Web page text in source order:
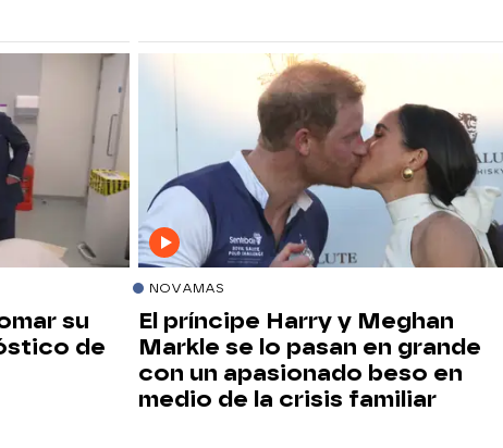
su
de
NOVAMAS
El príncipe Harry y Meghan
Markle se lo pasan en grande
con un apasionado beso en
medio de la crisis familiar